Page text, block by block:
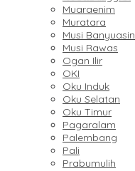
Muaraenim
Muratara
Musi Banyuasin
Musi Rawas
Ogan Ilir
OKI
Oku Induk
Oku Selatan
Oku Timur
Pagaralam
Palembang
Pali
Prabumulih